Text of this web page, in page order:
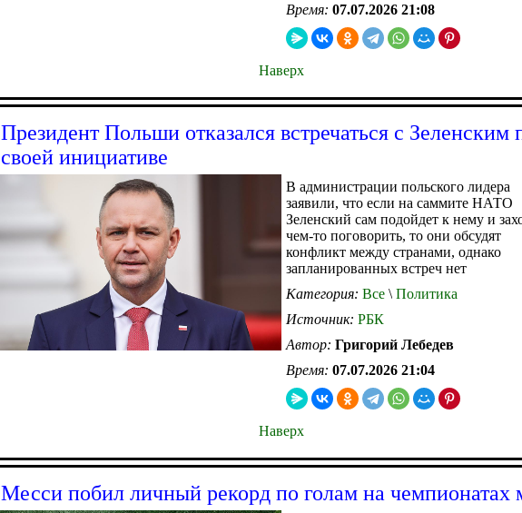
Время: 07.07.2026 21:08
Наверх
Президент Польши отказался встречаться с Зеленским
своей инициативе
В администрации польского лидера
заявили, что если на саммите НАТО
Зеленский сам подойдет к нему и
чем-то поговорить, то они обсудят
конфликт между странами, однако
запланированных встреч нет
Категория: Все \ Политика
Источник: РБК
Автор: Григорий Лебедев
Время: 07.07.2026 21:04
Наверх
Месси побил личный рекорд по голам на чемпионатах